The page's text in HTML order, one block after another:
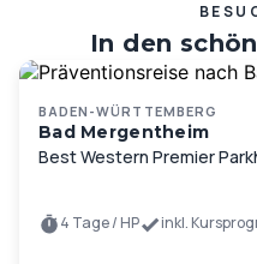
In den
BADEN-WÜRTTEMBERG
Bad Mergentheim
Best Western Premier
4 Tage / HP inkl.